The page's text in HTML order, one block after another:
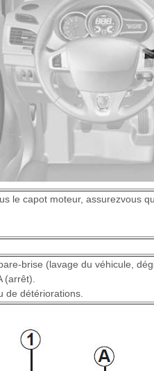
le capot moteur, assurezvous
brise (lavage du véhicule,
(arrêt).
de détériorations.